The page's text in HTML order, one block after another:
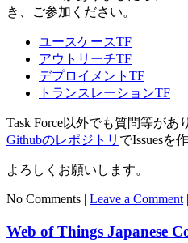
き、ご参加ください。
ユースケースTF
アウトリーチTF
デプロイメントTF
トランスレーションTF
Task Force以外でも質問等があ
Githubのレポジトリ でIssuesを
よろしくお願いします。
No Comments | Leave a Comment |
Web of Things Japanese